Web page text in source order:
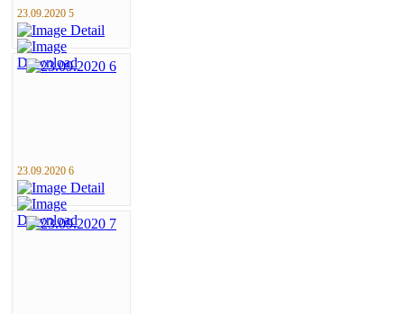
23.09.2020 5
23.09.2020 6